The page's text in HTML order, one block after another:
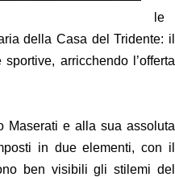
le
della Casa del Tridente: il
arricchendo l’offerta
Maserati e alla sua assoluta
in due elementi, con il
ben visibili gli stilemi del